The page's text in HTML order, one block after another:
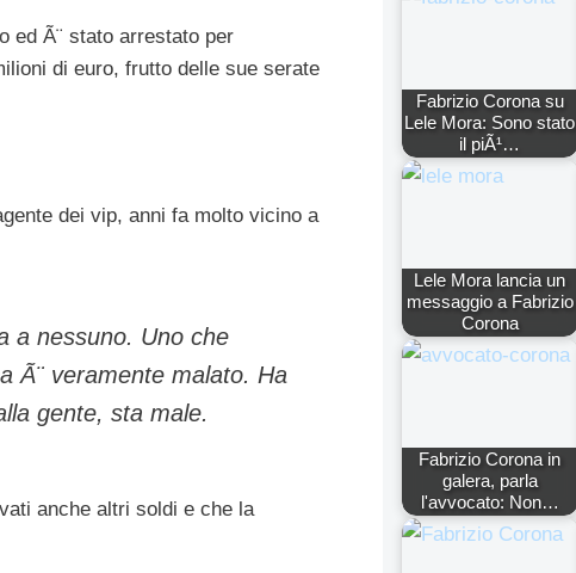
ed Ã¨ stato arrestato per
di euro, frutto delle sue serate
dei vip, anni fa molto vicino a
a nessuno. Uno che
Ã¨ veramente malato. Ha
gente, sta male.
anche altri soldi e che la
Fabrizio Corona su
Lele Mora: Sono stato
il piÃ¹…
Lele Mora lancia un
messaggio a Fabrizio
Corona
Fabrizio Corona in
galera, parla
l'avvocato: Non…